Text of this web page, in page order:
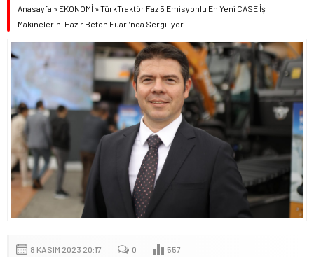
Anasayfa » EKONOMİ »TürkTraktör Faz 5 Emisyonlu En Yeni CASE İş
Makinelerini Hazır Beton Fuarı’nda Sergiliyor
8 KASIM 2023 20:17 0 557